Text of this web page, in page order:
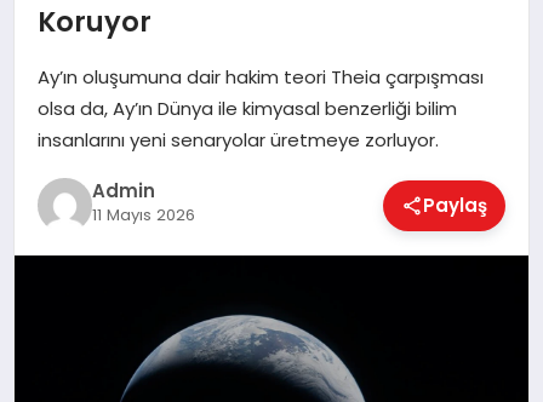
EĞITIM
EKONOMI
MAGAZIN
Koruyor
Ay’ın oluşumuna dair hakim teori Theia çarpışması
olsa da, Ay’ın Dünya ile kimyasal benzerliği bilim
insanlarını yeni senaryolar üretmeye zorluyor.
Admin
11 Mayıs 2026 Paylaş